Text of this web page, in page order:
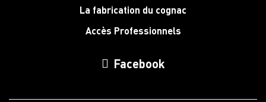
La fabrication du cognac
Accès Professionnels
Facebook